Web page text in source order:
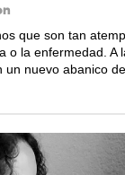
que son tan
o la enfermedad. A
un nuevo abanico